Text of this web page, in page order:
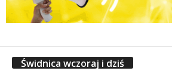
Świdnica wczoraj i dziś